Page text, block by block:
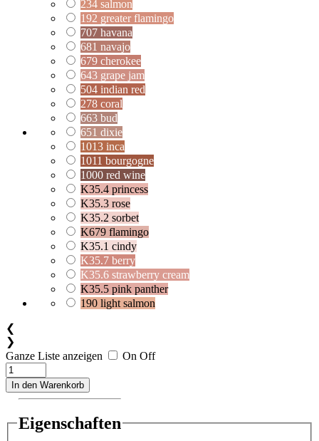
234 salmon
192 greater flamingo
707 havana
681 navajo
679 cherokee
643 grape jam
504 indian red
278 coral
663 bud
651 dixie
1013 inca
1011 bourgogne
1000 red wine
K35.4 princess
K35.3 rose
K35.2 sorbet
K679 flamingo
K35.1 cindy
K35.7 berry
K35.6 strawberry cream
K35.5 pink panther
190 light salmon
❮
❯
Ganze Liste anzeigen
On Off
In den Warenkorb
Eigenschaften